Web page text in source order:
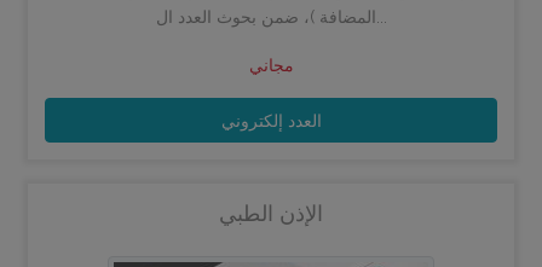
مجاني
العدد إلكتروني
الإذن الطبي